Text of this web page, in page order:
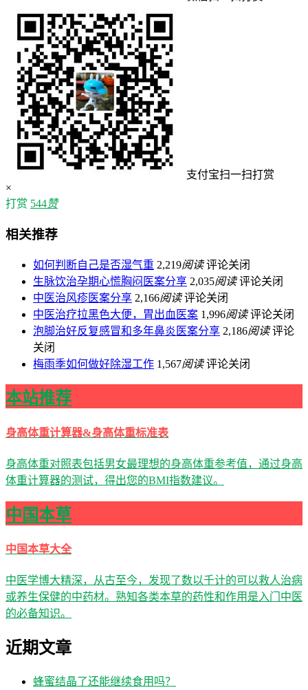
支付宝扫一扫打赏
×
打赏 544赞
相关推荐
如何判断自己是否湿气重 2,219阅读 评论关闭
生脉饮治孕期心慌胸闷医案分享 2,035阅读 评论关闭
中医治风疹医案分享 2,166阅读 评论关闭
中医治疗拉黑色大便，胃出血医案 1,996阅读 评论关闭
泡脚治好反复感冒和多年鼻炎医案分享 2,186阅读 评论
关闭
梅雨季如何做好除湿工作 1,567阅读 评论关闭
本站推荐
身高体重计算器&身高体重标准表
身高体重对照表包括男女最理想的身高体重参考值，通过身高
体重计算器的测试，得出您的BMI指数建议。
中国本草
中国本草大全
中医学博大精深，从古至今，发现了数以千计的可以救人治病
或养生保健的中药材。熟知各类本草的药性和作用是入门中医
的必备知识。
近期文章
蜂蜜结晶了还能继续食用吗？